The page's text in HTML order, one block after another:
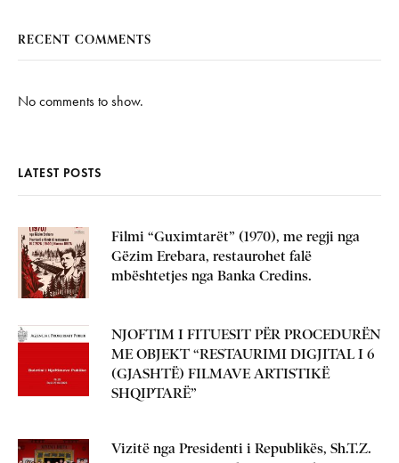
RECENT COMMENTS
No comments to show.
LATEST POSTS
Filmi “Guximtarët” (1970), me regji nga
Gëzim Erebara, restaurohet falë
mbështetjes nga Banka Credins.
NJOFTIM I FITUESIT PËR PROCEDURËN
ME OBJEKT “RESTAURIMI DIGJITAL I 6
(GJASHTË) FILMAVE ARTISTIKË
SHQIPTARË”
Vizitë nga Presidenti i Republikës, Sh.T.Z.